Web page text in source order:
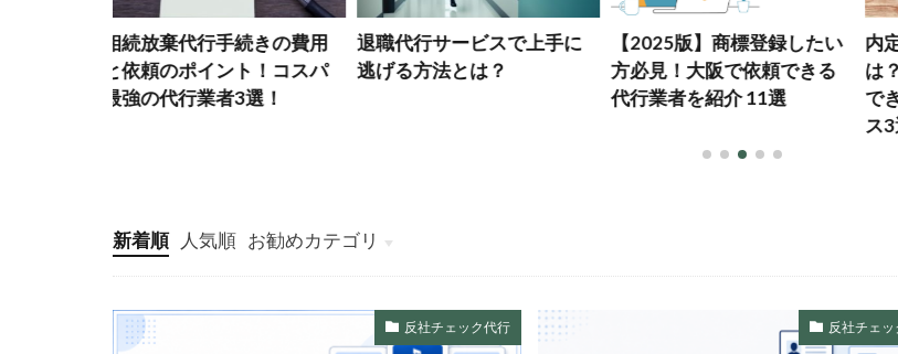
退職代行サービスで上手に
逃げる方法とは？
【2025版】商標登録したい
方必見！大阪で依頼できる
内定辞退代行サービスと
は？新卒中途入社前に依頼
できる内定辞退代行サービ
お
新着順 人気順 お勧めカテゴリ
ヘッダーメニュー
システム開発
情報システム
マーケティング
反社チェック代行 反社チェ